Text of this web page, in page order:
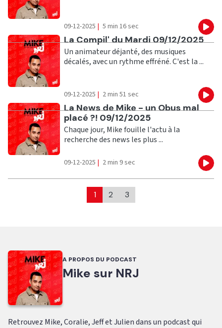
09-12-2025 | 5 min 16 sec
Ecouter
La Compil' du Mardi 09/12/2025
Un animateur déjanté, des musiques
décalés, avec un rythme effréné. C'est la ...
09-12-2025 | 2 min 51 sec
Ecouter
La News de Mike - un Obus mal
placé ?! 09/12/2025
Chaque jour, Mike fouille l'actu à la
recherche des news les plus ...
09-12-2025 | 2 min 9 sec
1 2 3
A PROPOS DU PODCAST
Mike sur NRJ
Retrouvez Mike, Coralie, Jeff et Julien dans un podcast qui